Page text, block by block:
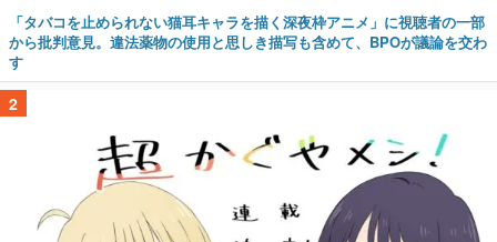
「タバコを止められない猫耳キャラを描く深夜枠アニメ」に視聴者の一部
から批判意見。違法薬物の使用と思しき描写も含めて、BPOが議論を交わ
す
2